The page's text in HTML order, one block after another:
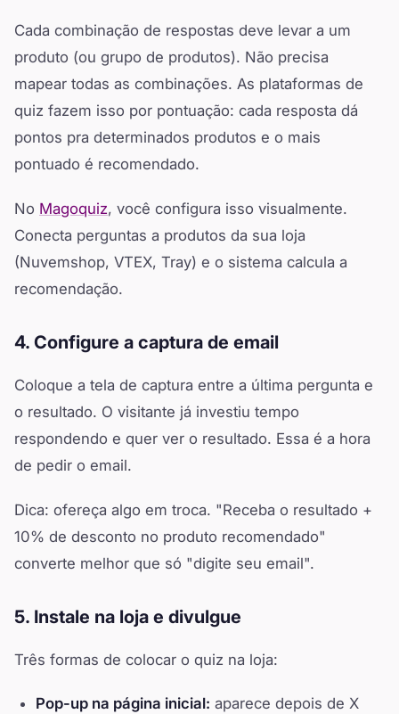
Cada combinação de respostas deve levar a um
produto (ou grupo de produtos). Não precisa
mapear todas as combinações. As plataformas de
quiz fazem isso por pontuação: cada resposta dá
pontos pra determinados produtos e o mais
pontuado é recomendado.
No Magoquiz, você configura isso visualmente.
Conecta perguntas a produtos da sua loja
(Nuvemshop, VTEX, Tray) e o sistema calcula a
recomendação.
4. Configure a captura de email
Coloque a tela de captura entre a última pergunta e
o resultado. O visitante já investiu tempo
respondendo e quer ver o resultado. Essa é a hora
de pedir o email.
Dica: ofereça algo em troca. "Receba o resultado +
10% de desconto no produto recomendado"
converte melhor que só "digite seu email".
5. Instale na loja e divulgue
Três formas de colocar o quiz na loja:
Pop-up na página inicial: aparece depois de X